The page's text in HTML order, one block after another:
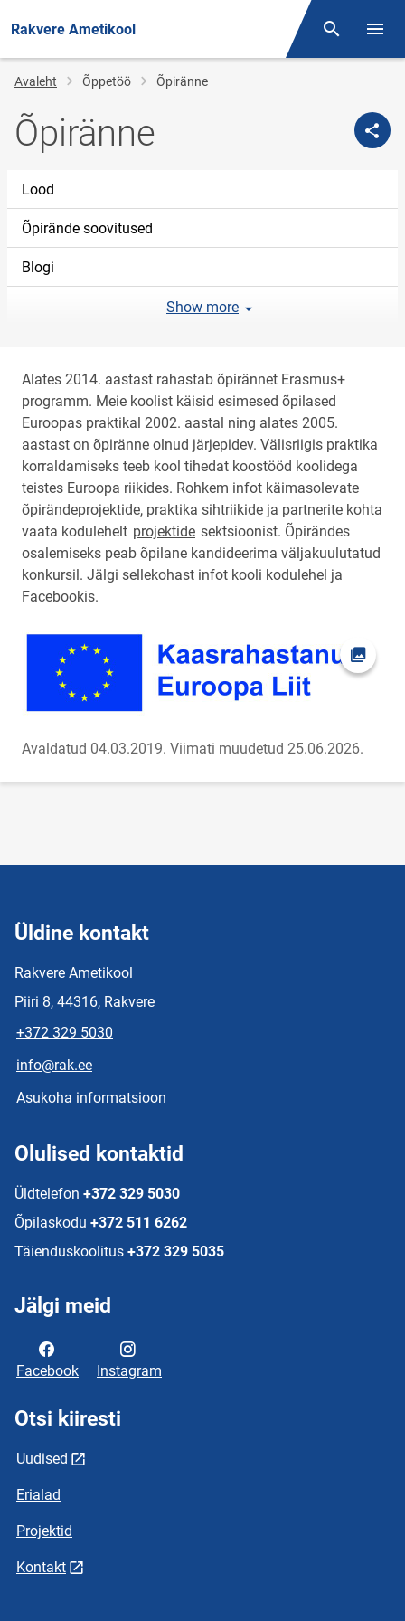
Rakvere Ametikool Otsing
Jälglink
Avaleht Õppetöö Õpiränne
Õpiränne
Lood
Õpirände soovitused
Blogi
Show more
Alates 2014. aastast rahastab õpirännet Erasmus+
programm. Meie koolist käisid esimesed õpilased
Euroopas praktikal 2002. aastal ning alates 2005.
aastast on õpiränne olnud järjepidev. Välisriigis praktika
korraldamiseks teeb kool tihedat koostööd koolidega
teistes Euroopa riikides. Rohkem infot käimasolevate
õpirändeprojektide, praktika sihtriikide ja partnerite kohta
vaata kodulehelt projektide sektsioonist. Õpirändes
osalemiseks peab õpilane kandideerima väljakuulutatud
konkursil. Jälgi sellekohast infot kooli kodulehel ja
Facebookis.
Ava
Avaldatud 04.03.2019. Viimati muudetud 25.06.2026.
Üldine kontakt
Rakvere Ametikool
Piiri 8, 44316, Rakvere
+372 329 5030
info@rak.ee
Asukoha informatsioon
Olulised kontaktid
Üldtelefon +372 329 5030
Õpilaskodu +372 511 6262
Täienduskoolitus +372 329 5035
Jälgi meid
Facebook Instagram
Otsi kiiresti
Uudised
Erialad
Projektid
Kontakt